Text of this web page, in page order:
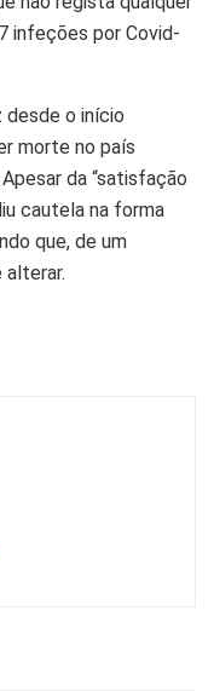
infeções por Covid-
desde o início
morte no país
da “satisfação
cautela na forma
que, de um